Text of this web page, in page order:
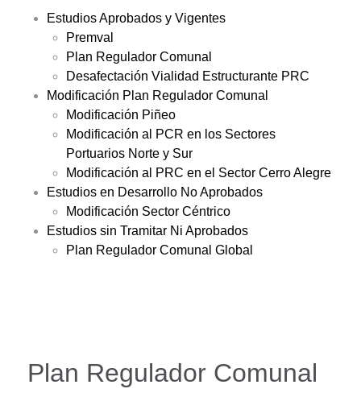
Estudios Aprobados y Vigentes
Premval
Plan Regulador Comunal
Desafectación Vialidad Estructurante PRC
Modificación Plan Regulador Comunal
Modificación Piñeo
Modificación al PCR en los Sectores
Portuarios Norte y Sur
Modificación al PRC en el Sector Cerro Alegre
Estudios en Desarrollo No Aprobados
Modificación Sector Céntrico
Estudios sin Tramitar Ni Aprobados
Plan Regulador Comunal Global
Plan Regulador Comunal